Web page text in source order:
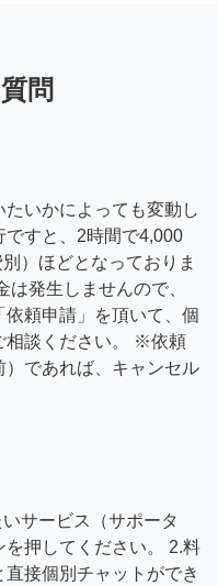
問
いかによっても変動し
ですと、2時間で4,000
）ほどとなっておりま
発生しませんので、
頼申請」を頂いて、個
相談ください。 ※依頼
であれば、キャンセル
サービス（サポータ
押してください。 2.料
接個別チャットができ